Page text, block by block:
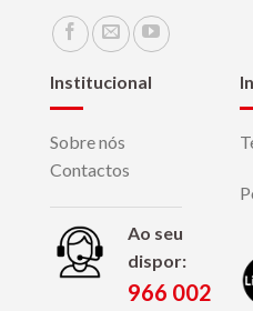
Institucional
Sobre nós
Contactos
Ao seu
dispor:
966 002